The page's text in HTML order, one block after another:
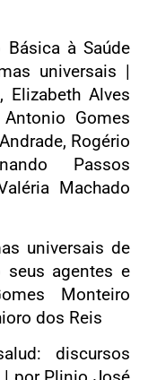
Básica à Saúde
universais |
Elizabeth Alves
Gomes
Rogério
Passos
Machado
universais de
agentes e
Monteiro
dos Reis
discursos